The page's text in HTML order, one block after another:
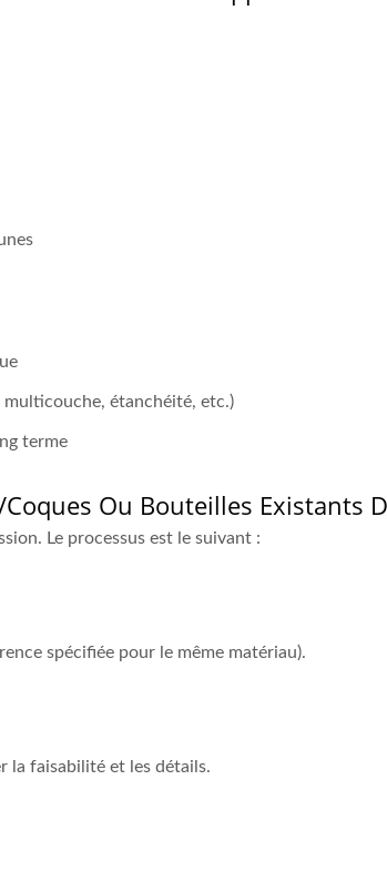
étanchéité, etc.)
terme
Ou Bouteilles Existants
Le processus est le suivant :
spécifiée pour le même matériau).
la faisabilité et les détails.